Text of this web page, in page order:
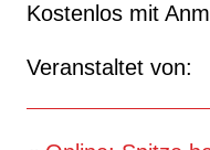
Kostenlos mit
Veranstaltet von: